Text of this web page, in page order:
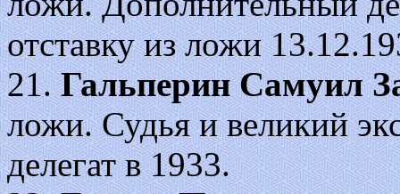
отставку из ложи
21.Гальперин Самуил
ложи. Судья и великий
делегат в 1933.